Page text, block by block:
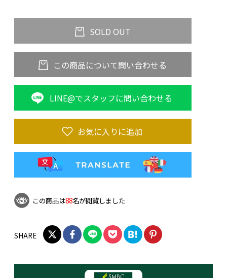
SOLD OUT
この商品について問い合わせる
LINE@でスタッフに問い合わせる
お気に入りに追加
この商品は88名が閲覧しました
SHARE